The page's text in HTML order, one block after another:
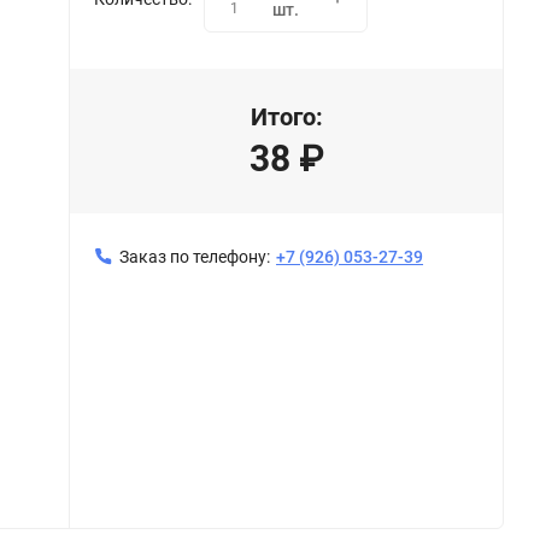
1 шт.
Итого:
38 ₽
Заказ по телефону: +7 (926) 053-27-39